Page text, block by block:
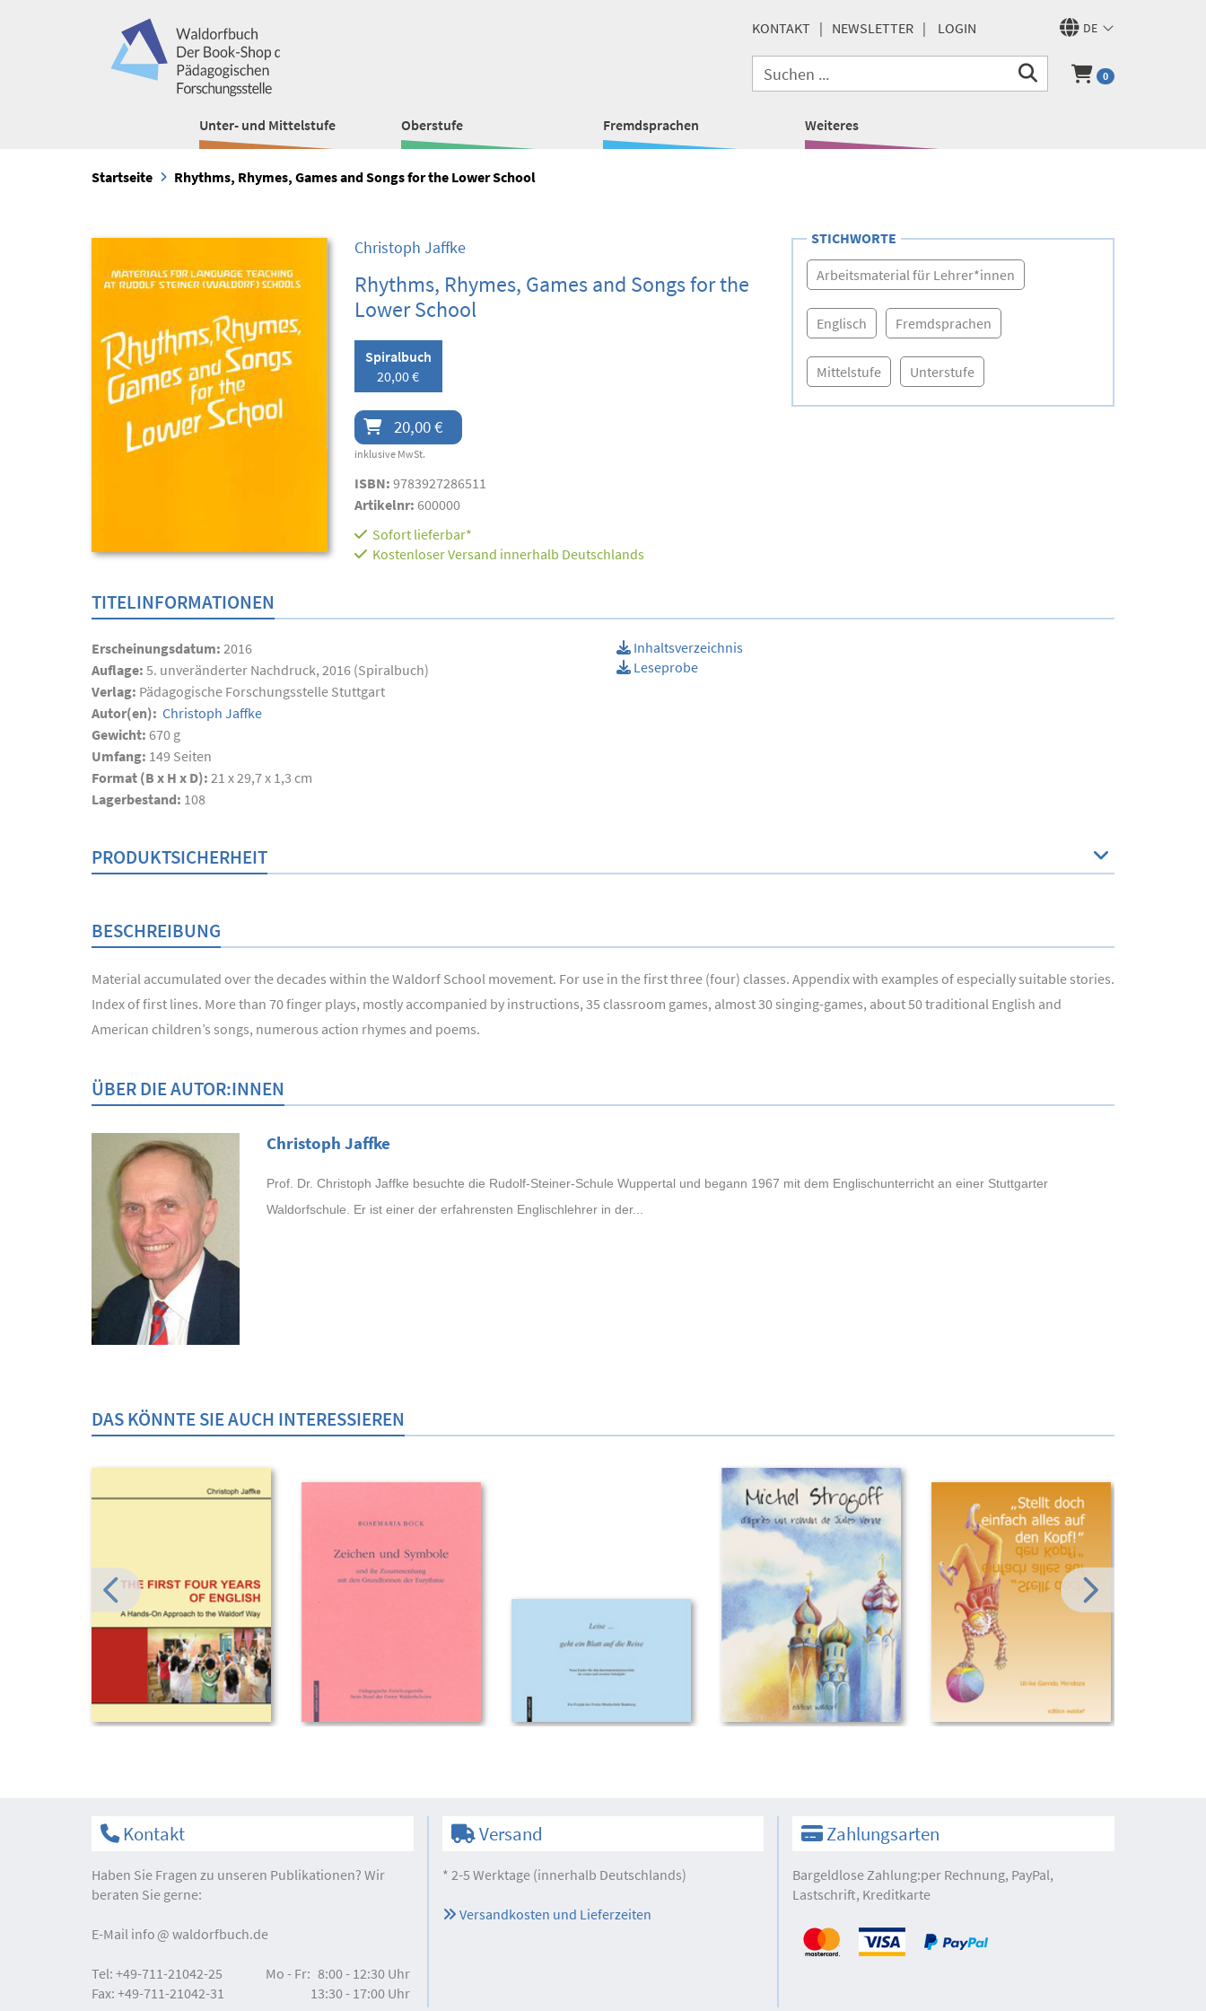
DE
KONTAKT NEWSLETTER LOGIN
0
Unter- und Mittelstufe Oberstufe Fremdsprachen Weiteres
Startseite Rhythms, Rhymes, Games and Songs for the Lower School
Christoph Jaffke
Rhythms, Rhymes, Games and Songs for the
Lower School
Spiralbuch
20,00 €
20,00 €
inklusive MwSt.
ISBN: 9783927286511
Artikelnr: 600000
Sofort lieferbar*
Kostenloser Versand innerhalb Deutschlands
STICHWORTE
Arbeitsmaterial für Lehrer*innen
Englisch Fremdsprachen
Mittelstufe Unterstufe
TITELINFORMATIONEN
Erscheinungsdatum: 2016
Auflage: 5. unveränderter Nachdruck, 2016 (Spiralbuch)
Verlag: Pädagogische Forschungsstelle Stuttgart
Autor(en): Christoph Jaffke
Gewicht: 670 g
Umfang: 149 Seiten
Format (B x H x D): 21 x 29,7 x 1,3 cm
Lagerbestand: 108
Inhaltsverzeichnis
Leseprobe
PRODUKTSICHERHEIT
BESCHREIBUNG
Material accumulated over the decades within the Waldorf School movement. For use in the first three (four) classes. Appendix with examples of especially suitable stories.
Index of first lines. More than 70 finger plays, mostly accompanied by instructions, 35 classroom games, almost 30 singing-games, about 50 traditional English and
American children’s songs, numerous action rhymes and poems.
ÜBER DIE AUTOR:INNEN
Christoph Jaffke
Prof. Dr. Christoph Jaffke besuchte die Rudolf-Steiner-Schule Wuppertal und begann 1967 mit dem Englischunterricht an einer Stuttgarter
Waldorfschule. Er ist einer der erfahrensten Englischlehrer in der...
DAS KÖNNTE SIE AUCH INTERESSIEREN
Kontakt
Haben Sie Fragen zu unseren Publikationen? Wir
beraten Sie gerne:
E-Mail info waldorfbuch.de
Tel: +49-711-21042-25
Fax: +49-711-21042-31
Mo - Fr: 8:00 - 12:30 Uhr
13:30 - 17:00 Uhr
Versand
* 2-5 Werktage (innerhalb Deutschlands)
Versandkosten und Lieferzeiten
Zahlungsarten
Bargeldlose Zahlung:per Rechnung, PayPal,
Lastschrift, Kreditkarte